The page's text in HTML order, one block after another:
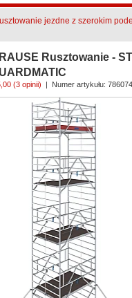
jezdne z szerokim
Rusztowanie -
(3 opinii) | Numer artykułu: 786074